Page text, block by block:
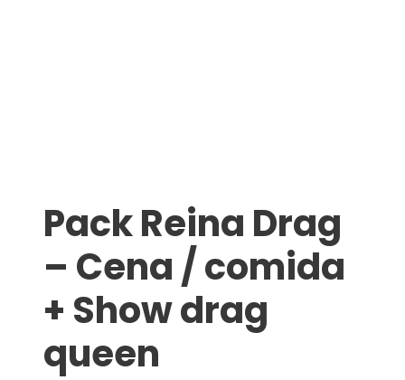
Pack Reina Drag
– Cena / comida
+ Show drag
queen